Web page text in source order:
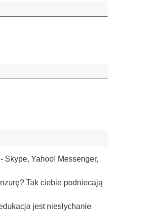
Skype, Yahoo! Messenger,
Tak ciebie podniecają
jest niesłychanie